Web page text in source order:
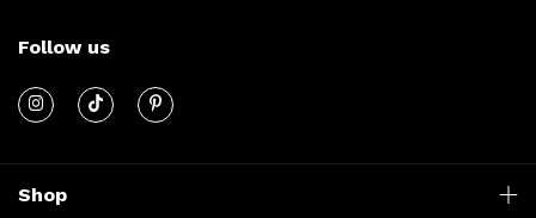
Follow us
Shop